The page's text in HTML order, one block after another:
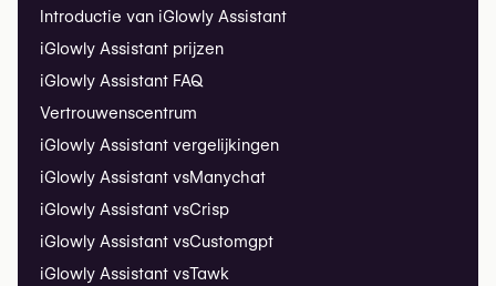
Introductie van iGlowly Assistant
iGlowly Assistant prijzen
iGlowly Assistant FAQ
Vertrouwenscentrum
iGlowly Assistant vergelijkingen
iGlowly Assistant vsManychat
iGlowly Assistant vsCrisp
iGlowly Assistant vsCustomgpt
iGlowly Assistant vsTawk